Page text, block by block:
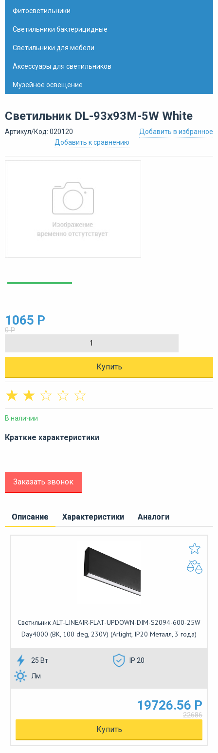
Фитосветильники
Светильники бактерицидные
Светильники для мебели
Аксессуары для светильников
Музейное освещение
Светильник DL-93x93M-5W White
Артикул/Код: 020120
Добавить в избранное
Добавить к сравнению
1065 Р
0 Р
Купить
☆
☆
☆
☆
☆
В наличии
Краткие характеристики
Заказать звонок
Описание Характеристики Аналоги
Светильник ALT-LINEAIR-FLAT-UPDOWN-DIM-S2094-600-25W
Day4000 (BK, 100 deg, 230V) (Arlight, IP20 Металл, 3 года)
25 Вт
IP 20
Лм
19726.56 Р
22686
Купить